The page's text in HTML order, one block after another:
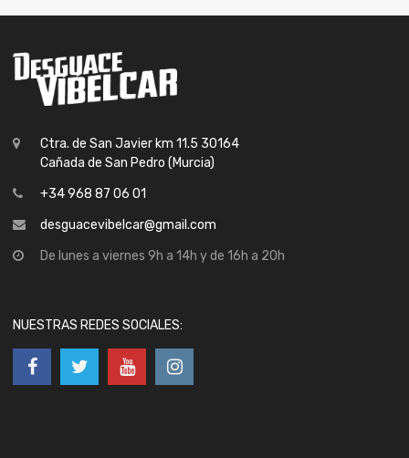
Ctra. de San Javier km 11.5 30164
Cañada de San Pedro (Murcia)
+34 968 87 06 01
desguacevibelcar@gmail.com
De lunes a viernes 9h a 14h y de 16h a 20h
NUESTRAS REDES SOCIALES: